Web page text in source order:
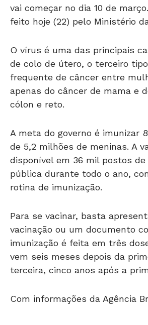
feito hoje (22) pelo Ministério
de colo de útero, o terceiro
frequente de câncer entre
apenas do câncer de mama e
cólon e reto.
de 5,2 milhões de meninas. A
disponível em 36 mil postos de
pública durante todo o ano,
rotina de imunização.
vacinação ou um documento
imunização é feita em três
vem seis meses depois da
terceira, cinco anos após a